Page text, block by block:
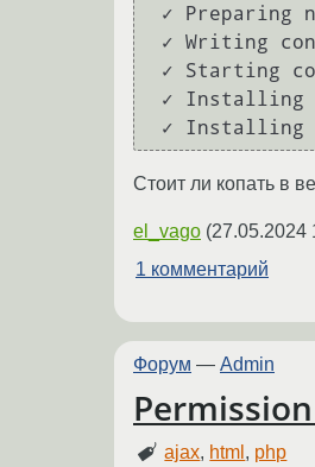
✓ Preparing
✓ Writing
✓ Starting
✓ Installing
✓ Installing
Стоит ли копать в
el_vago (27.05.2024
1 комментарий
Форум — Admin
ajax, html , php